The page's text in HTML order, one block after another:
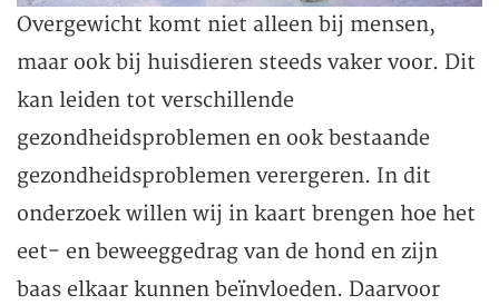
Overgewicht komt niet alleen bij mensen,
maar ook bij huisdieren steeds vaker voor. Dit
kan leiden tot verschillende
gezondheidsproblemen en ook bestaande
gezondheidsproblemen verergeren. In dit
onderzoek willen wij in kaart brengen hoe het
eet- en beweeggedrag van de hond en zijn
baas elkaar kunnen beïnvloeden. Daarvoor